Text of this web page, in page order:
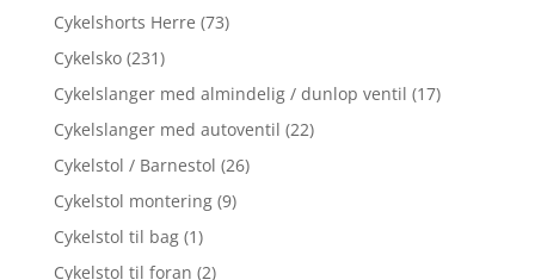
Cykelshorts Herre (73)
Cykelsko (231)
Cykelslanger med almindelig / dunlop ventil (17)
Cykelslanger med autoventil (22)
Cykelstol / Barnestol (26)
Cykelstol montering (9)
Cykelstol til bag (1)
Cykelstol til foran (2)